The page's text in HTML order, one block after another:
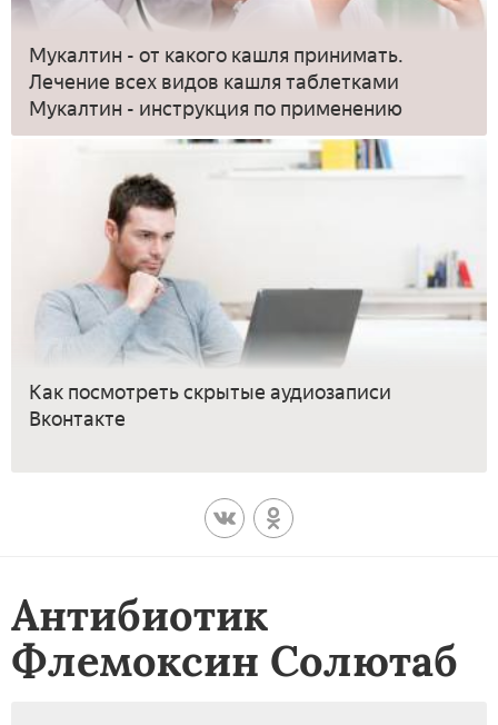
Мукалтин - от какого кашля принимать.
Лечение всех видов кашля таблетками
Мукалтин - инструкция по применению
Как посмотреть скрытые аудиозаписи
Вконтакте
Антибиотик
Флемоксин Солютаб